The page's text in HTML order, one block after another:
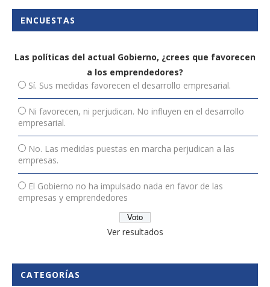
ENCUESTAS
Las políticas del actual Gobierno, ¿crees que favorecen
a los emprendedores?
Sí. Sus medidas favorecen el desarrollo empresarial.
Ni favorecen, ni perjudican. No influyen en el desarrollo
empresarial.
No. Las medidas puestas en marcha perjudican a las
empresas.
El Gobierno no ha impulsado nada en favor de las
empresas y emprendedores
Ver resultados
CATEGORÍAS